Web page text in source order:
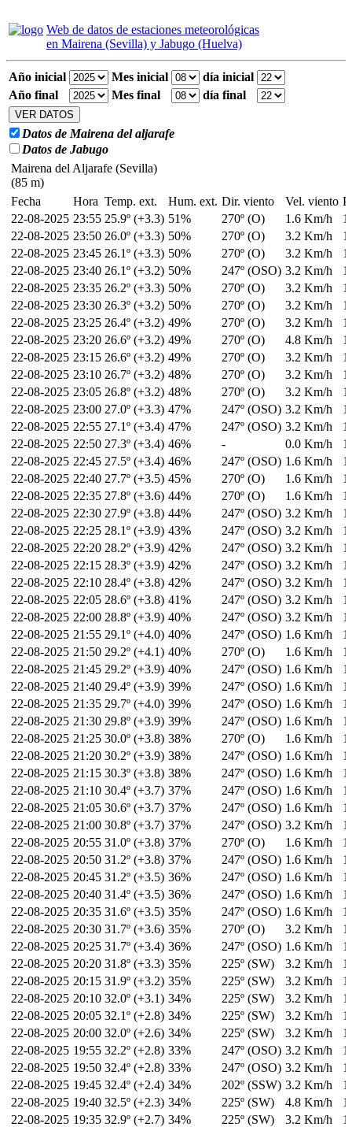
Web de datos de estaciones meteorológicas
en Mairena (Sevilla) y Jabugo (Huelva)
Año inicial Mes inicial
día inicial
Año final
Mes final día final
Datos de Mairena del aljarafe
Datos de Jabugo
Mairena del Aljarafe (Sevilla)
(85 m)
Fecha
Hora Temp. ext. Hum. ext. Dir. viento Vel. viento
22-08-2025 23:55 25.9º (+3.3) 51% 270º (O) 1.6 Km/h
22-08-2025 23:50 26.0º (+3.3) 50% 270º (O) 3.2 Km/h
22-08-2025 23:45 26.1º (+3.3) 50% 270º (O) 3.2 Km/h
22-08-2025 23:40 26.1º (+3.2) 50% 247º (OSO) 3.2 Km/h
22-08-2025 23:35 26.2º (+3.3) 50% 270º (O) 3.2 Km/h
22-08-2025 23:30 26.3º (+3.2) 50% 270º (O) 3.2 Km/h
22-08-2025 23:25 26.4º (+3.2) 49% 270º (O) 3.2 Km/h
22-08-2025 23:20 26.6º (+3.2) 49% 270º (O) 4.8 Km/h
22-08-2025 23:15 26.6º (+3.2) 49% 270º (O) 3.2 Km/h
22-08-2025 23:10 26.7º (+3.2) 48% 270º (O) 3.2 Km/h
22-08-2025 23:05 26.8º (+3.2) 48% 270º (O) 3.2 Km/h
22-08-2025 23:00 27.0º (+3.3) 47% 247º (OSO) 3.2 Km/h
22-08-2025 22:55 27.1º (+3.4) 47% 247º (OSO) 3.2 Km/h
22-08-2025 22:50 27.3º (+3.4) 46% - 0.0 Km/h
22-08-2025 22:45 27.5º (+3.4) 46% 247º (OSO) 1.6 Km/h
22-08-2025 22:40 27.7º (+3.5) 45% 270º (O) 1.6 Km/h
22-08-2025 22:35 27.8º (+3.6) 44% 270º (O) 1.6 Km/h
22-08-2025 22:30 27.9º (+3.8) 44% 247º (OSO) 3.2 Km/h
22-08-2025 22:25 28.1º (+3.9) 43% 247º (OSO) 3.2 Km/h
22-08-2025 22:20 28.2º (+3.9) 42% 247º (OSO) 3.2 Km/h
22-08-2025 22:15 28.3º (+3.9) 42% 247º (OSO) 3.2 Km/h
22-08-2025 22:10 28.4º (+3.8) 42% 247º (OSO) 3.2 Km/h
22-08-2025 22:05 28.6º (+3.8) 41% 247º (OSO) 3.2 Km/h
22-08-2025 22:00 28.8º (+3.9) 40% 247º (OSO) 3.2 Km/h
22-08-2025 21:55 29.1º (+4.0) 40% 247º (OSO) 1.6 Km/h
22-08-2025 21:50 29.2º (+4.1) 40% 270º (O) 1.6 Km/h
22-08-2025 21:45 29.2º (+3.9) 40% 247º (OSO) 1.6 Km/h
22-08-2025 21:40 29.4º (+3.9) 39% 247º (OSO) 1.6 Km/h
22-08-2025 21:35 29.7º (+4.0) 39% 247º (OSO) 1.6 Km/h
22-08-2025 21:30 29.8º (+3.9) 39% 247º (OSO) 1.6 Km/h
22-08-2025 21:25 30.0º (+3.8) 38% 270º (O) 1.6 Km/h
22-08-2025 21:20 30.2º (+3.9) 38% 247º (OSO) 1.6 Km/h
22-08-2025 21:15 30.3º (+3.8) 38% 247º (OSO) 1.6 Km/h
22-08-2025 21:10 30.4º (+3.7) 37% 247º (OSO) 1.6 Km/h
22-08-2025 21:05 30.6º (+3.7) 37% 247º (OSO) 1.6 Km/h
22-08-2025 21:00 30.8º (+3.7) 37% 247º (OSO) 3.2 Km/h
22-08-2025 20:55 31.0º (+3.8) 37% 270º (O) 1.6 Km/h
22-08-2025 20:50 31.2º (+3.8) 37% 247º (OSO) 1.6 Km/h
22-08-2025 20:45 31.2º (+3.5) 36% 247º (OSO) 1.6 Km/h
22-08-2025 20:40 31.4º (+3.5) 36% 247º (OSO) 1.6 Km/h
22-08-2025 20:35 31.6º (+3.5) 35% 247º (OSO) 1.6 Km/h
22-08-2025 20:30 31.7º (+3.6) 35% 270º (O) 3.2 Km/h
22-08-2025 20:25 31.7º (+3.4) 36% 247º (OSO) 1.6 Km/h
22-08-2025 20:20 31.8º (+3.3) 35% 225º (SW) 3.2 Km/h
22-08-2025 20:15 31.9º (+3.2) 35% 225º (SW) 3.2 Km/h
22-08-2025 20:10 32.0º (+3.1) 34% 225º (SW) 3.2 Km/h
22-08-2025 20:05 32.1º (+2.8) 34% 225º (SW) 3.2 Km/h
22-08-2025 20:00 32.0º (+2.6) 34% 225º (SW) 3.2 Km/h
22-08-2025 19:55 32.2º (+2.8) 33% 247º (OSO) 3.2 Km/h
22-08-2025 19:50 32.4º (+2.8) 33% 247º (OSO) 3.2 Km/h
22-08-2025 19:45 32.4º (+2.4) 34% 202º (SSW) 3.2 Km/h
22-08-2025 19:40 32.5º (+2.3) 34% 225º (SW) 4.8 Km/h
22-08-2025 19:35 32.9º (+2.7) 34% 225º (SW) 3.2 Km/h